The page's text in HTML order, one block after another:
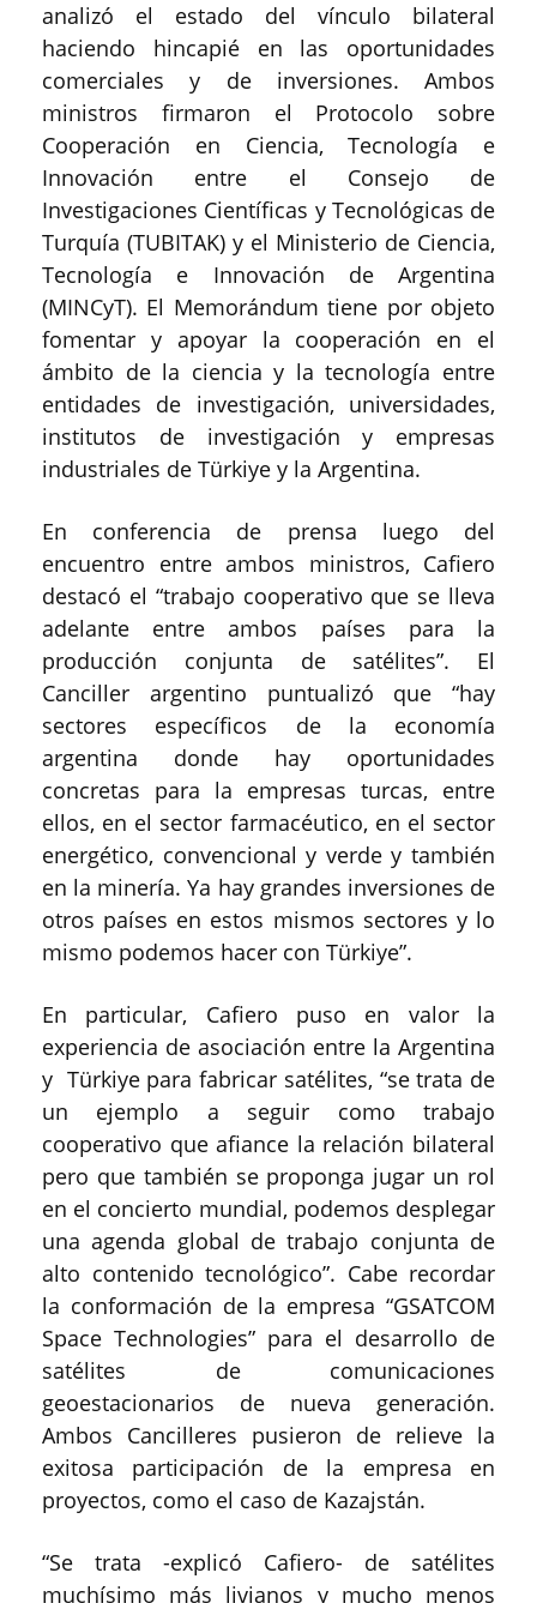
analizó el estado del vínculo bilateral
haciendo hincapié en las oportunidades
comerciales y de inversiones. Ambos
ministros firmaron el Protocolo sobre
Cooperación en Ciencia, Tecnología e
Innovación entre el Consejo de
Investigaciones Científicas y Tecnológicas de
Turquía (TUBITAK) y el Ministerio de Ciencia,
Tecnología e Innovación de Argentina
(MINCyT). El Memorándum tiene por objeto
fomentar y apoyar la cooperación en el
ámbito de la ciencia y la tecnología entre
entidades de investigación, universidades,
institutos de investigación y empresas
industriales de Türkiye y la Argentina.
En conferencia de prensa luego del
encuentro entre ambos ministros, Cafiero
destacó el “trabajo cooperativo que se lleva
adelante entre ambos países para la
producción conjunta de satélites”. El
Canciller argentino puntualizó que “hay
sectores específicos de la economía
argentina donde hay oportunidades
concretas para la empresas turcas, entre
ellos, en el sector farmacéutico, en el sector
energético, convencional y verde y también
en la minería. Ya hay grandes inversiones de
otros países en estos mismos sectores y lo
mismo podemos hacer con Türkiye”.
En particular, Cafiero puso en valor la
experiencia de asociación entre la Argentina
y Türkiye para fabricar satélites, “se trata de
un ejemplo a seguir como trabajo
cooperativo que afiance la relación bilateral
pero que también se proponga jugar un rol
en el concierto mundial, podemos desplegar
una agenda global de trabajo conjunta de
alto contenido tecnológico”. Cabe recordar
la conformación de la empresa “GSATCOM
Space Technologies” para el desarrollo de
satélites de comunicaciones
geoestacionarios de nueva generación.
Ambos Cancilleres pusieron de relieve la
exitosa participación de la empresa en
proyectos, como el caso de Kazajstán.
“Se trata -explicó Cafiero- de satélites
muchísimo más livianos y mucho menos